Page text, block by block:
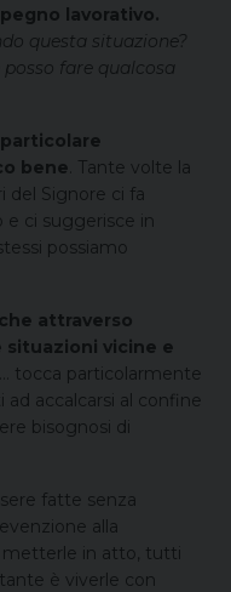
lavorativo.
questa situazione?
fare qualcosa
bene . Tante volte la
del Signore ci fa
e ci suggerisce in
possiamo
attraverso
vicine e
tocca particolarmente
accalcarsi al confine
bisognosi di
fatte senza
alla
metterle in atto, tutti
è viverle con